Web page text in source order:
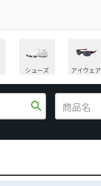
シューズ アイウェア
search